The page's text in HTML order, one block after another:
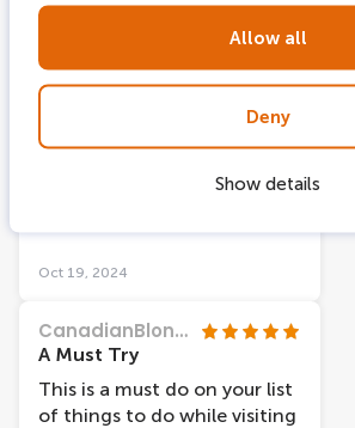
Allow all
Deny
Show details
Petite balade bien
sympathique, est l’audio
était très bien fait rien à
attendre est très sympa aussi
Oct 19, 2024
CanadianBlondie
A Must Try
This is a must do on your list
of things to do while visiting